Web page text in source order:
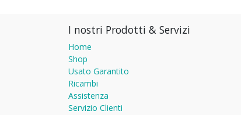
I nostri Prodotti & Servizi
Home
Shop
Usato Garantito
Ricambi
Assistenza
Servizio Clienti